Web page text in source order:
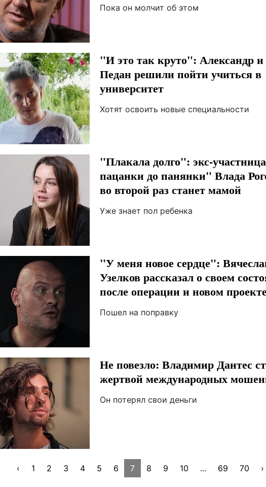
Пока он молчит об этом
"И это так круто": Александр
Педан решили пойти учиться в
университет
Хотят освоить новые специальности
"Плакала долго": экс-
пацанки до панянки" Влада
во второй раз станет мамой
Уже знает пол ребенка
"У меня новое сердце":
Узелков рассказал о своем
после операции и новом
Пошел на поправку
Не повезло: Владимир Дантес
жертвой международных
Он потерял свои деньги
‹ 1 2 3 4 5 6 7 8 9 10 ... 69 70 ›